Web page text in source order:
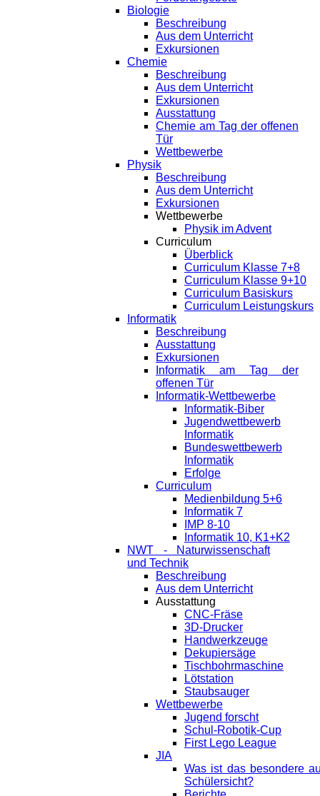
Biologie
Beschreibung
Aus dem Unterricht
Exkursionen
Chemie
Beschreibung
Aus dem Unterricht
Exkursionen
Ausstattung
Chemie am Tag der offenen
Tür
Wettbewerbe
Physik
Beschreibung
Aus dem Unterricht
Exkursionen
Wettbewerbe
Physik im Advent
Curriculum
Überblick
Curriculum Klasse 7+8
Curriculum Klasse 9+10
Curriculum Basiskurs
Curriculum Leistungskurs
Informatik
Beschreibung
Ausstattung
Exkursionen
Informatik am Tag der
offenen Tür
Informatik-Wettbewerbe
Informatik-Biber
Jugendwettbewerb
Informatik
Bundeswettbewerb
Informatik
Erfolge
Curriculum
Medienbildung 5+6
Informatik 7
IMP 8-10
Informatik 10, K1+K2
NWT - Naturwissenschaft
und Technik
Beschreibung
Aus dem Unterricht
Ausstattung
CNC-Fräse
3D-Drucker
Handwerkzeuge
Dekupiersäge
Tischbohrmaschine
Lötstation
Staubsauger
Wettbewerbe
Jugend forscht
Schul-Robotik-Cup
First Lego League
JIA
Was ist das besondere
Schülersicht?